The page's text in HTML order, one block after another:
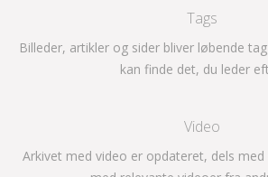
Tags
Billeder, artikler og sider bliver løbende
kan finde det, du leder
Video
Arkivet med video er opdateret, dels